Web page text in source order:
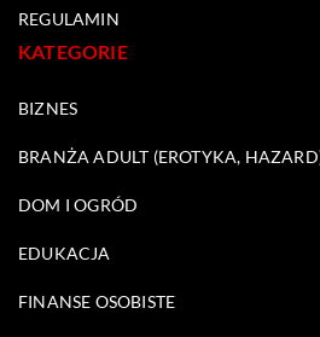
REGULAMIN
KATEGORIE
BIZNES
BRANŻA ADULT (EROTYKA,
DOM I OGRÓD
EDUKACJA
FINANSE OSOBISTE